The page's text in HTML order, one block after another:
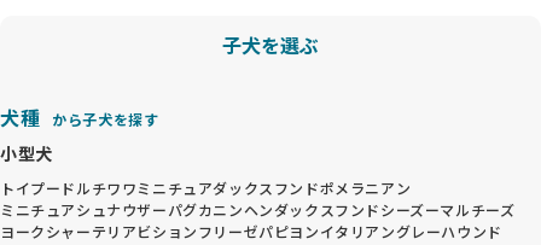
子犬を選ぶ
犬種 から子犬を探す
小型犬
トイプードルチワワミニチュアダックスフンドポメラニアン
ミニチュアシュナウザーパグカニンヘンダックスフンドシーズーマルチーズ
ヨークシャーテリアビションフリーゼパピヨンイタリアングレーハウンド